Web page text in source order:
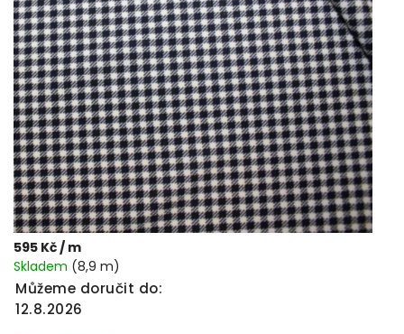
595 Kč/ m
Skladem (8,9 m)
Můžeme doručit do:
12.8.2026